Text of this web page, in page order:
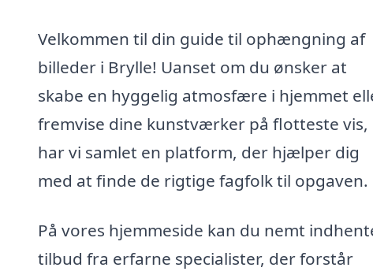
Velkommen til din guide til ophængning af
billeder i Brylle! Uanset om du ønsker at
skabe en hyggelig atmosfære i hjemmet
fremvise dine kunstværker på flotteste vis,
har vi samlet en platform, der hjælper dig
med at finde de rigtige fagfolk til opgaven.
På vores hjemmeside kan du nemt
tilbud fra erfarne specialister, der forstår